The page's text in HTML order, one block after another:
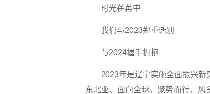
时光荏苒中
我们与2023郑重话别
与2024握手拥抱
2023年是辽宁实施全面振兴新
东北亚、面向全球，聚势而行、风